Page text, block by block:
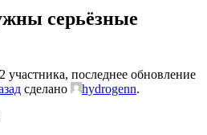
серьёзные
участника, последнее обновление
сделано hydrogenn.